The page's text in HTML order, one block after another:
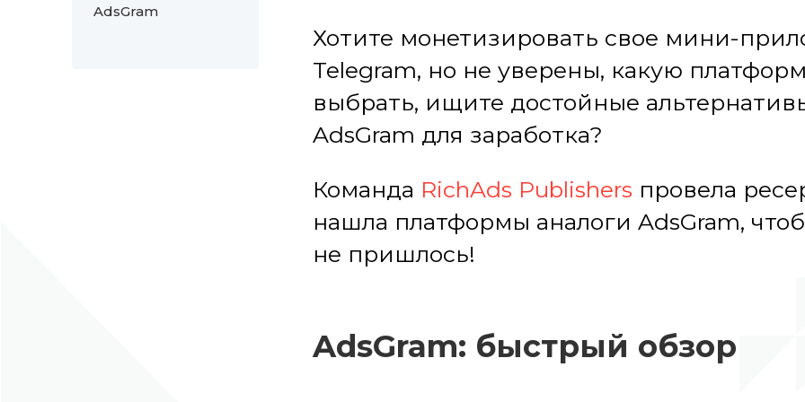
AdsGram
Хотите монетизировать свое мини-
Telegram, но не уверены, какую
выбрать, ищите достойные
AdsGram для заработка?
Команда RichAds Publishers провела
нашла платформы аналоги AdsGram,
не пришлось!
AdsGram: быстрый обзор